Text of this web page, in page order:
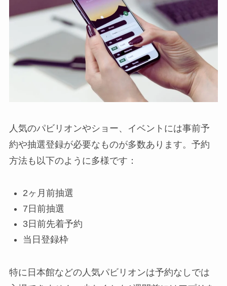
人気のパビリオンやショー、イベントには事前予
約や抽選登録が必要なものが多数あります。予約
方法も以下のように多様です：
2ヶ月前抽選
7日前抽選
3日前先着予約
当日登録枠
特に日本館などの人気パビリオンは予約なしでは